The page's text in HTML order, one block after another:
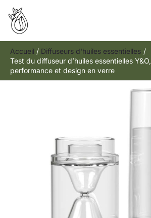
Aller
contenu
Accueil
Diffuseurs d'huiles essentielles
Test du diffuseur d’huiles essentielles
performance et design en verre
R
e
h
e
r